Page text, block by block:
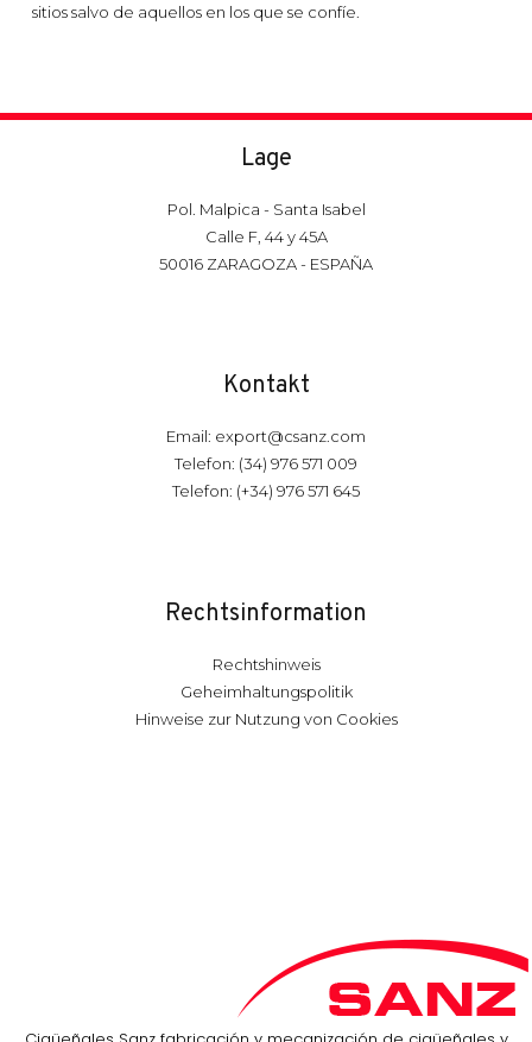
sitios salvo de aquellos en los que se confíe.
Lage
Pol. Malpica - Santa Isabel
Calle F, 44 y 45A
50016 ZARAGOZA - ESPAÑA
Kontakt
Email: export@csanz.com
Telefon: (34) 976 571 009
Telefon: (+34) 976 571 645
Rechtsinformation
Rechtshinweis
Geheimhaltungspolitik
Hinweise zur Nutzung von Cookies